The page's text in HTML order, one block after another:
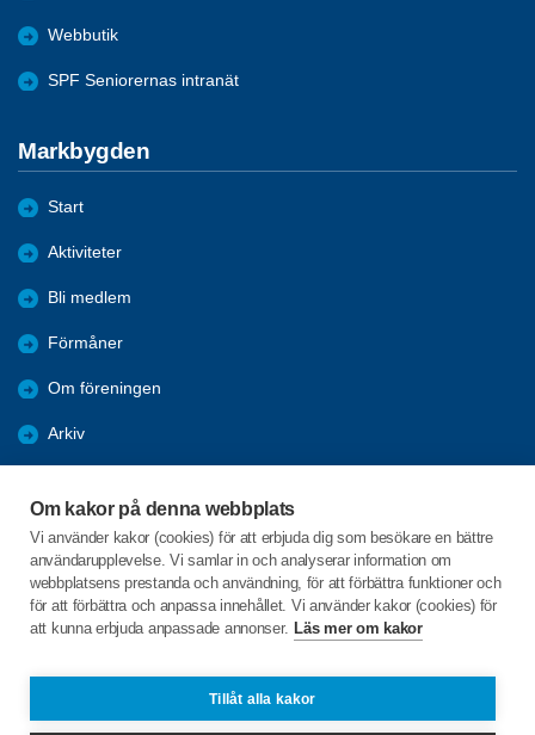
Om kakor på denna webbplats
Vi använder kakor (cookies) för att erbjuda dig som besökare en bättre
användarupplevelse. Vi samlar in och analyserar information om
webbplatsens prestanda och användning, för att förbättra funktioner och
för att förbättra och anpassa innehållet. Vi använder kakor (cookies) för
att kunna erbjuda anpassade annonser. Läs mer om kakor
Tillåt alla kakor
Webbutik
SPF Seniorernas intranät
Markbygden
Start
Aktiviteter
Bli medlem
Förmåner
Om föreningen
Arkiv
Årsmöteshandlingar 2026
Referat
C/o:Lena Martinsson